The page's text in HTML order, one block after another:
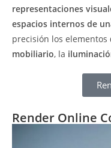
representaciones
espacios internos de
precisión los elementos
mobiliario, la
Render Online